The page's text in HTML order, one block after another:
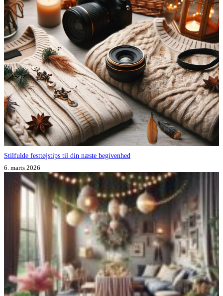
Stilfulde festtøjstips til din næste begivenhed
6. marts 2026